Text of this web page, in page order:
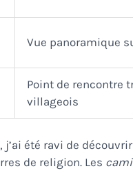
Vue panoramique
Point de rencontre
villageois
été ravi de
de religion. Les